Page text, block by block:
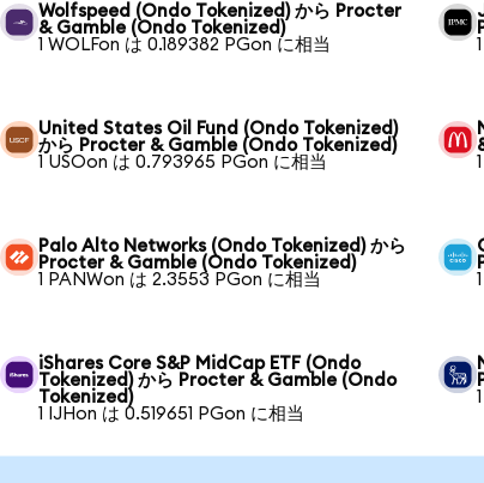
Wolfspeed (Ondo Tokenized) から Procter
& Gamble (Ondo Tokenized)
1 WOLFon は 0.189382 PGon に相当
United States Oil Fund (Ondo Tokenized)
から Procter & Gamble (Ondo Tokenized)
1 USOon は 0.793965 PGon に相当
Palo Alto Networks (Ondo Tokenized) から
Procter & Gamble (Ondo Tokenized)
1 PANWon は 2.3553 PGon に相当
iShares Core S&P MidCap ETF (Ondo
Tokenized) から Procter & Gamble (Ondo
Tokenized)
1 IJHon は 0.519651 PGon に相当